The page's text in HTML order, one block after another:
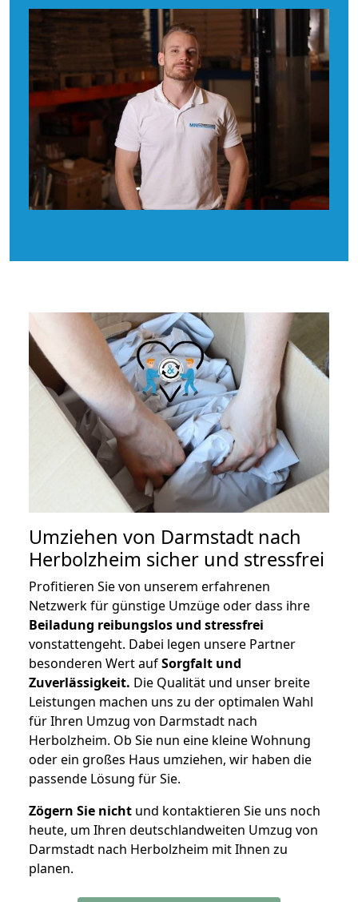
Umziehen von Darmstadt nach
Herbolzheim sicher und stressfrei
Profitieren Sie von unserem erfahrenen
Netzwerk für günstige Umzüge oder dass ihre
Beiladung reibungslos und stressfrei
vonstattengeht. Dabei legen unsere Partner
besonderen Wert aufSorgfalt und
Zuverlässigkeit. Die Qualität und unser breite
Leistungen machen uns zu der optimalen Wahl
für Ihren Umzug von Darmstadt nach
Herbolzheim. Ob Sie nun eine kleine Wohnung
oder ein großes Haus umziehen, wir haben die
passende Lösung für Sie.
Zögern Sie nicht und kontaktieren Sie uns noch
heute, um Ihren deutschlandweiten Umzug von
Darmstadt nach Herbolzheim mit Ihnen zu
planen.